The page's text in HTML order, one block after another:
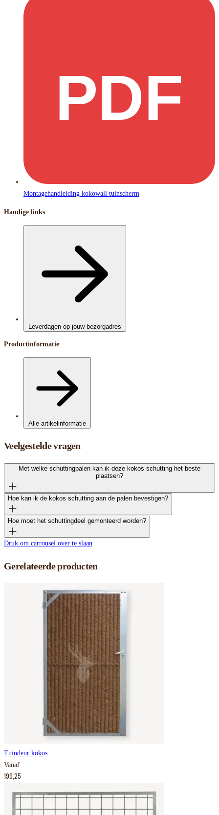
PDF
Montagehandleiding kokowall tuinscherm
Handige links
Leverdagen op jouw bezorgadres
Productinformatie
Alle artikelinformatie
Veelgestelde vragen
Met welke schuttingpalen kan ik deze kokos schutting het beste
plaatsen?
Hoe kan ik de kokos schutting aan de palen bevestigen?
Hoe moet het schuttingdeel gemonteerd worden?
Druk om carrousel over te slaan
Gerelateerde producten
Tuindeur kokos
Vanaf
199,25